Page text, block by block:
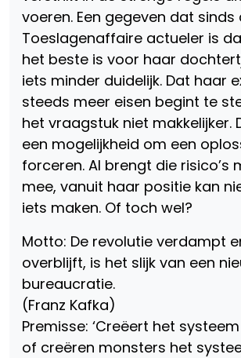
voeren. Een gegeven dat sinds
Toeslagenaffaire actueler is
het beste is voor haar
iets minder duidelijk. Dat haar
steeds meer eisen begint te
het vraagstuk niet makkelijker.
een mogelijkheid om een
forceren. Al brengt die risico’s
mee, vanuit haar positie kan
iets maken. Of toch wel?
Motto: De revolutie verdampt
overblijft, is het slijk van een
bureaucratie.
(Franz Kafka)
Premisse: ‘Creëert het
of creëren monsters het